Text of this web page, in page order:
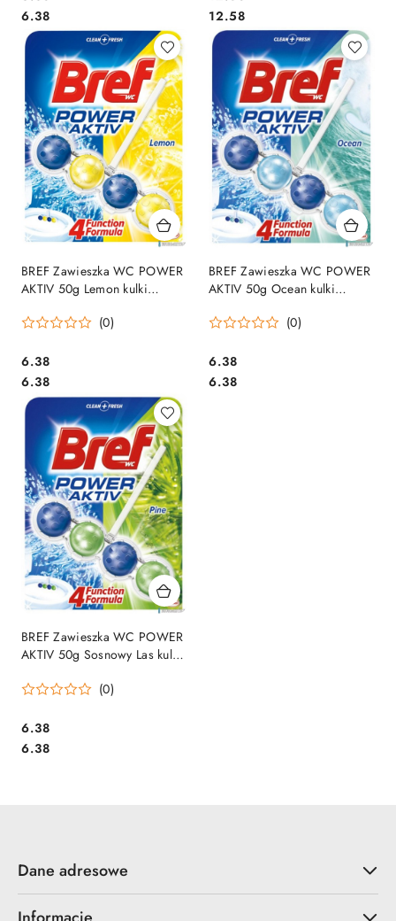
Cena:
6.38 Cena:
12.58
BREF Zawieszka WC POWER
AKTIV 50g Lemon kulki
(0)
Cena:
6.38
Cena:
6.38
BREF Zawieszka WC POWER
AKTIV 50g Ocean kulki
(0)
Cena:
6.38
Cena:
6.38
BREF Zawieszka WC POWER
AKTIV 50g Sosnowy Las kulki
(0)
Cena:
6.38
Cena:
6.38
Dane adresowe